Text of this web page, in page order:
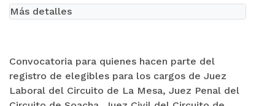
Convocatoria para quienes hacen parte del
registro de elegibles para los cargos de Juez
Laboral del Circuito de La Mesa, Juez Penal del
Más detalles